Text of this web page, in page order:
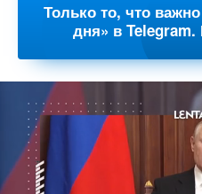
Только то, что
дня» в